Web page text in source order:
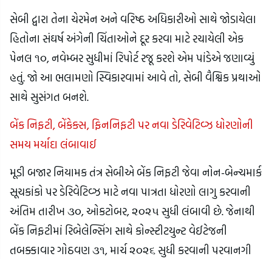
સેબી દ્વારા તેના ચેરમેન અને વરિષ્ઠ અધિકારીઓ સાથે જોડાયેલા
હિતોના સંઘર્ષ અંગેની ચિંતાઓને દૂર કરવા માટે રચાયેલી એક
પેનલ ૧૦, નવેમ્બર સુધીમાં રિપોર્ટ રજૂ કરશે એમ પાંડેએ જણાવ્યું
હતું. જો આ ભલામણો સ્વિકારવામાં આવે તો, સેબી વૈશ્વિક પ્રથાઓ
સાથે સુસંગત બનશે.
બેંક નિફટી, બેંકેક્સ, ફિનનિફટી પર નવા ડેરિવેટિવ્ઝ ધોરણોની
સમય મર્યાદા લંબાવાઈ
મૂડી બજાર નિયામક તંત્ર સેબીએ બેંક નિફટી જેવા નોન-બેન્ચમાર્ક
સૂચકાંકો પર ડેરિવેટિવ્ઝ માટે નવા પાત્રતા ધોરણો લાગુ કરવાની
અંતિમ તારીખ ૩૦, ઓકટોબર, ૨૦૨૫ સુધી લંબાવી છે. જેનાથી
બેંક નિફટીમાં રિબેલેન્સિંગ સાથે કોન્સ્ટીટયુન્ટ વેઈટેજની
તબક્કાવાર ગોઠવણ ૩૧, માર્ચ ૨૦૨૬ સુધી કરવાની પરવાનગી